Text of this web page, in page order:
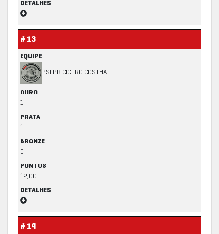
DETALHES
# 13
EQUIPE
PSLPB CICERO COSTHA
OURO
1
PRATA
1
BRONZE
0
PONTOS
12,00
DETALHES
# 14